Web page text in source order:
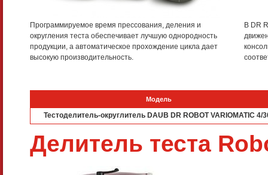
Программируемое время прессования, деления и
округления теста обеспечивает лучшую однородность
продукции, а автоматическое прохождение цикла дает
высокую производительность.
В DR
Модель
Тестоделитель-округлитель DAUB DR ROBOT VARIOMATIC 4/
Делитель теста